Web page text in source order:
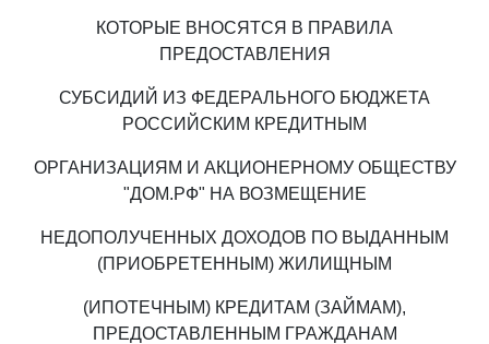
КОТОРЫЕ ВНОСЯТСЯ В ПРАВИЛА
ПРЕДОСТАВЛЕНИЯ
СУБСИДИЙ ИЗ ФЕДЕРАЛЬНОГО БЮДЖЕТА
РОССИЙСКИМ КРЕДИТНЫМ
ОРГАНИЗАЦИЯМ И АКЦИОНЕРНОМУ ОБЩЕСТВУ
"ДОМ.РФ" НА ВОЗМЕЩЕНИЕ
НЕДОПОЛУЧЕННЫХ ДОХОДОВ ПО ВЫДАННЫМ
(ПРИОБРЕТЕННЫМ) ЖИЛИЩНЫМ
(ИПОТЕЧНЫМ) КРЕДИТАМ (ЗАЙМАМ),
ПРЕДОСТАВЛЕННЫМ ГРАЖДАНАМ